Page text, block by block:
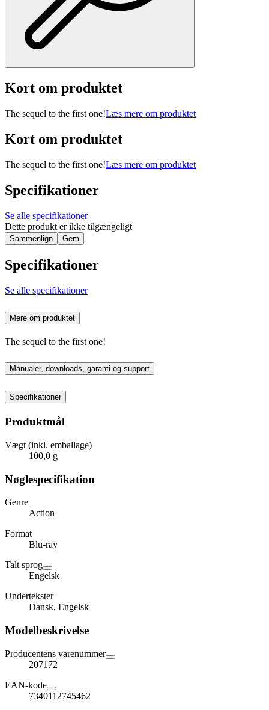
Kort om produktet
The sequel to the first one!Læs mere om produktet
Kort om produktet
The sequel to the first one!Læs mere om produktet
Specifikationer
Se alle specifikationer
Dette produkt er ikke tilgængeligt
Sammenlign Gem
Specifikationer
Se alle specifikationer
Mere om produktet
The sequel to the first one!
Manualer, downloads, garanti og support
Specifikationer
Produktmål
Vægt (inkl. emballage)
100,0 g
Nøglespecifikation
Genre
Action
Format
Blu-ray
Talt sprog
Engelsk
Undertekster
Dansk, Engelsk
Modelbeskrivelse
Producentens varenummer
207172
EAN-kode
7340112745462